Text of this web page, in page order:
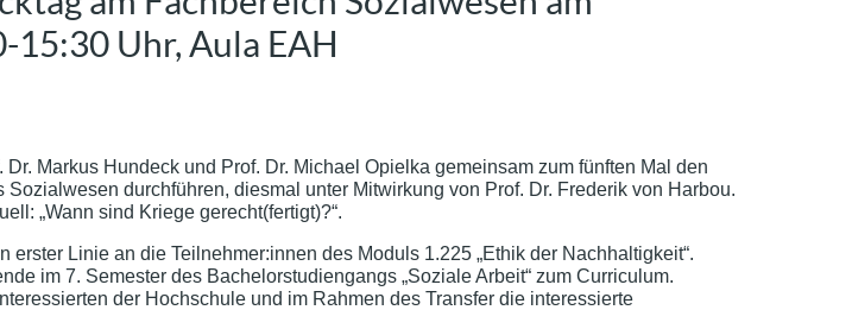
15:30 Uhr, Aula EAH
Markus Hundeck und Prof. Dr. Michael Opielka gemeinsam zum fünften Mal den
durchführen, diesmal unter Mitwirkung von Prof. Dr. Frederik von Harbou.
„Wann sind Kriege gerecht(fertigt)?“.
erster Linie an die Teilnehmer:innen des Moduls 1.225 „Ethik der Nachhaltigkeit“.
im 7. Semester des Bachelorstudiengangs „Soziale Arbeit“ zum Curriculum.
der Hochschule und im Rahmen des Transfer die interessierte